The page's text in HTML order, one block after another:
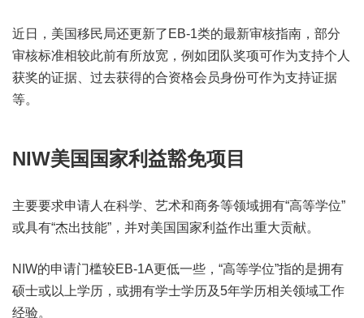
近日，美国移民局还更新了EB-1类的最新审核指南，部分
审核标准相较此前有所放宽，例如团队奖项可作为支持个人
获奖的证据、过去获得的合资格会员身份可作为支持证据
等。
NIW美国国家利益豁免项目
主要要求申请人在科学、艺术和商务等领域拥有“高等学位”
或具有“杰出技能”，并对美国国家利益作出重大贡献。
NIW的申请门槛较EB-1A更低一些，“高等学位”指的是拥有
硕士或以上学历，或拥有学士学历及5年学历相关领域工作
经验。